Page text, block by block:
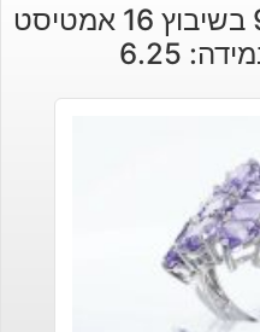
טבעת יוקרה כסף 925 בשיבוץ 16 אמטיסט